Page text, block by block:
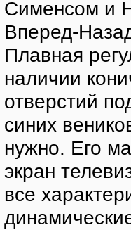
Сименсом и
Вперед-
Плавная
наличии
отверстий
синих
нужно. Его
экран
все